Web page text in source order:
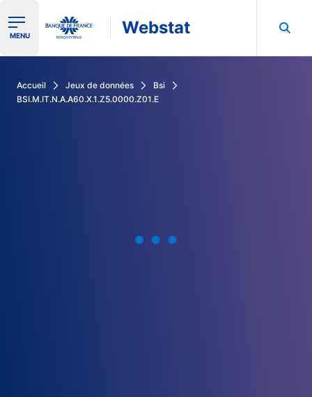
Ouvrir le menu de navigation
MENU Webstat
Accueil Jeux de données
Bsi
BSI.M.IT.N.A.A60.X.1.Z5.0000.Z01.E